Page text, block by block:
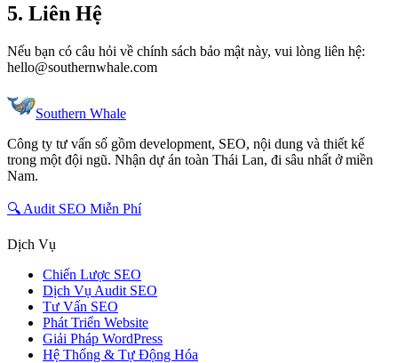
5. Liên Hệ
Nếu bạn có câu hỏi về chính sách bảo mật này, vui lòng liên hệ:
hello@southernwhale.com
Southern Whale
Công ty tư vấn số gồm development, SEO, nội dung và thiết kế
trong một đội ngũ. Nhận dự án toàn Thái Lan, đi sâu nhất ở miền
Nam.
🔍 Audit SEO Miễn Phí
Dịch Vụ
Chiến Lược SEO
Dịch Vụ Audit SEO
Tư Vấn SEO
Phát Triển Website
Giải Pháp WordPress
Hệ Thống & Tự Động Hóa